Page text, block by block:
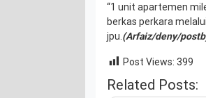
“1 unit apartemen
berkas perkara
jpu. (Arfaiz/deny/
Post Views: 399
Related Posts: